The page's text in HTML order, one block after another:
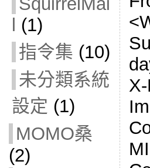
(1)
指令集 (10)
未分類系統
設定 (1)
MOMO桑
(2)